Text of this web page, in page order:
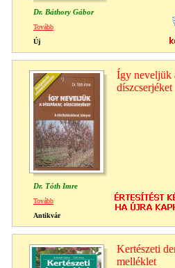
Dr. Báthory Gábor
Tovább
Új
Így neveljük
díszcserjéket
Dr. Tóth Imre
Tovább
Antikvár
Kertészeti
melléklet